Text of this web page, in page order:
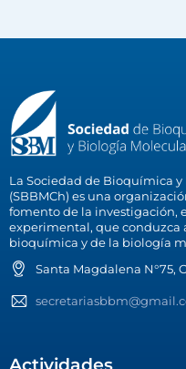
La Sociedad de Bioquímica
(SBBMCh) es una
fomento de la investigación,
experimental, que conduzca
bioquímica y de la biología
Santa Magdalena N°75,
Actividades